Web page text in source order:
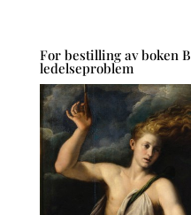
For bestilling av boken
ledelseproblem